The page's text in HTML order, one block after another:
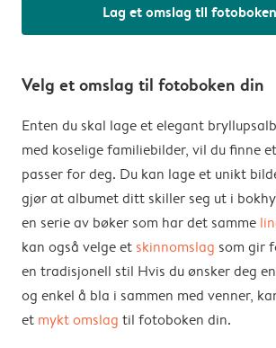
Lag et omslag til
Velg et omslag til fotoboken din
Enten du skal lage et elegant
med koselige familiebilder, vil du finne
passer for deg. Du kan lage et unikt
gjør at albumet ditt skiller seg ut i
en serie av bøker som har det samme
kan også velge et skinnomslag som gir
en tradisjonell stil Hvis du ønsker deg
og enkel å bla i sammen med venner,
et mykt omslag til fotoboken din.